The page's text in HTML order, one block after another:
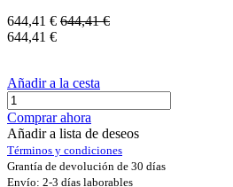
644,41 € 644,41€
644,41 €
Añadir a la cesta
Comprar ahora
Añadir a lista de deseos
Términos y condiciones
Grantía de devolución de 30 días
Envío: 2-3 días laborables